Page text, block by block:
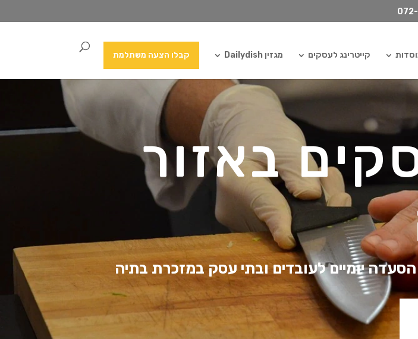
קייטרינג לעסקים מגזין Dailydish קבלו הצעה משתלמת
באזור
יומיים לעובדים ובתי עסק במזכרת בתיה